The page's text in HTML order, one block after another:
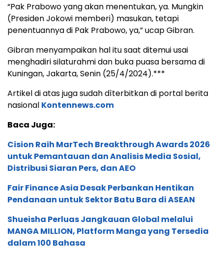
“Pak Prabowo yang akan menentukan, ya. Mungkin
(Presiden Jokowi memberi) masukan, tetapi
penentuannya di Pak Prabowo, ya,” ucap Gibran.
Gibran menyampaikan hal itu saat ditemui usai
menghadiri silaturahmi dan buka puasa bersama di
Kuningan, Jakarta, Senin (25/4/2024).***
Artikel di atas juga sudah dìterbitkan di portal berita
nasional Kontennews.com
Baca Juga:
Cision Raih MarTech Breakthrough Awards 2026
untuk Pemantauan dan Analisis Media Sosial,
Distribusi Siaran Pers, dan AEO
Fair Finance Asia Desak Perbankan Hentikan
Pendanaan untuk Sektor Batu Bara di ASEAN
Shueisha Perluas Jangkauan Global melalui
MANGA MILLION, Platform Manga yang Tersedia
dalam 100 Bahasa